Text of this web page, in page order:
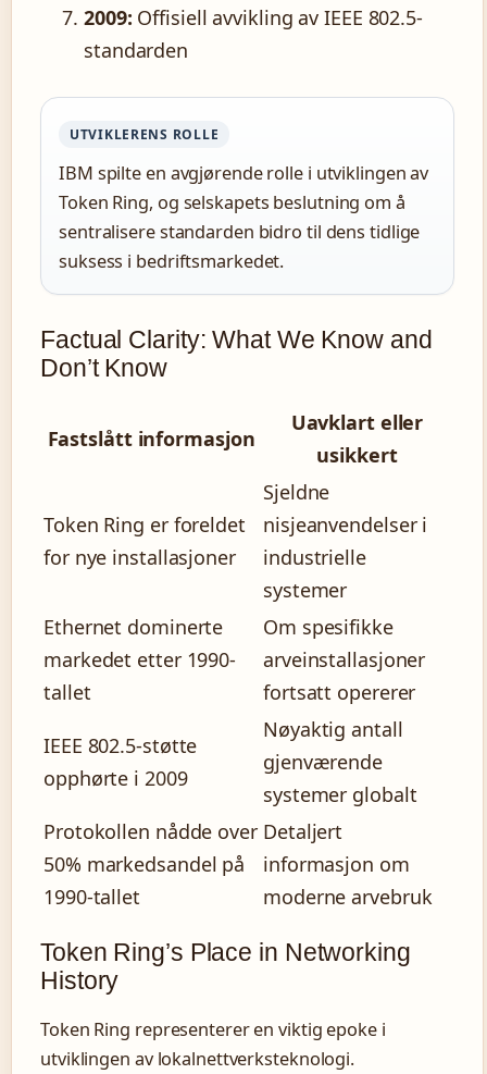
2009: Offisiell avvikling av IEEE 802.5-
standarden
UTVIKLERENS ROLLE
IBM spilte en avgjørende rolle i utviklingen av
Token Ring, og selskapets beslutning om å
sentralisere standarden bidro til dens tidlige
suksess i bedriftsmarkedet.
Factual Clarity: What We Know and
Don’t Know
Fastslått informasjon
Uavklart eller
usikkert
Token Ring er foreldet
for nye installasjoner
Sjeldne
nisjeanvendelser i
industrielle
systemer
Ethernet dominerte
markedet etter 1990-
tallet
Om spesifikke
arveinstallasjoner
fortsatt opererer
IEEE 802.5-støtte
opphørte i 2009
Nøyaktig antall
gjenværende
systemer globalt
Protokollen nådde over
50% markedsandel på
1990-tallet
Detaljert
informasjon om
moderne arvebruk
Token Ring’s Place in Networking
History
Token Ring representerer en viktig epoke i
utviklingen av lokalnettverksteknologi.